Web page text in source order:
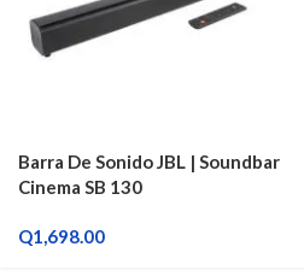
Barra De Sonido JBL | Soundbar
Cinema SB 130
Q1,698.00